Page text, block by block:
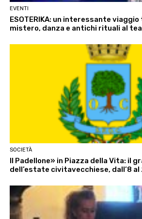
EVENTI
ESOTERIKA: un interessante
mistero, danza e antichi rituali al
SOCIETÀ
Il Padellone» in Piazza della Vita: il
dell’estate civitavecchiese, dall’8